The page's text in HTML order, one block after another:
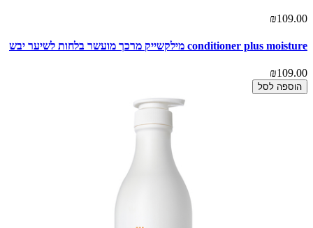
₪109.00
conditioner plus moisture מילקשייק מרכך מועשר בלחות לשיער יבש
₪109.00
הוספה לסל